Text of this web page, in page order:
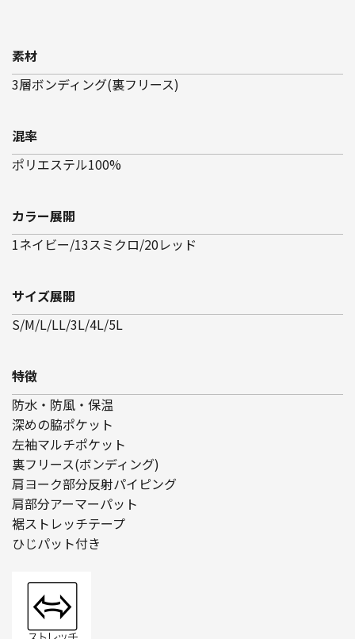
素材
3層ボンディング(裏フリース)
混率
ポリエステル100%
カラー展開
1ネイビー/13スミクロ/20レッド
サイズ展開
S/M/L/LL/3L/4L/5L
特徴
防水・防風・保温
深めの脇ポケット
左袖マルチポケット
裏フリース(ボンディング)
肩ヨーク部分反射パイピング
肩部分アーマーパット
裾ストレッチテープ
ひじパット付き